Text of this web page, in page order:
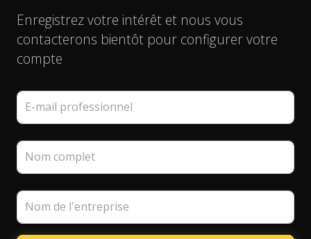
Enregistrez votre intérêt et nous vous
contacterons bientôt pour configurer votre
compte
E-mail professionnel
Nom complet
Nom de l'entreprise